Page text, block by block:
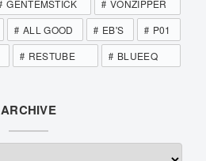
GENTEMSTICK
VONZIPPER
ALL GOOD EB'S
P01
RESTUBE BLUEEQ
ARCHIVE